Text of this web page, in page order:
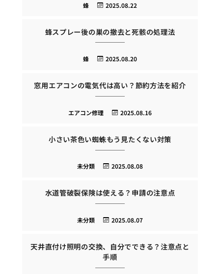
2025.08.22
蜂
蜂スプレー後の巣の撤去と死骸の処理法
2025.08.20
蜂
窓用エアコンの電気代は高い？節約方法を紹介
2025.08.16
エアコン修理
小さい茶色い蜘蛛もう見たくない対策
2025.08.08
未分類
水道管破裂保険は使える？申請の注意点
2025.08.07
未分類
天井直付け照明の交換、自分でできる？注意点と
手順